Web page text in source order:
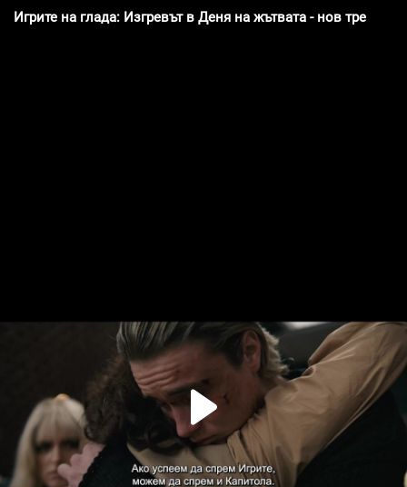
Игрите на глада: Изгревът в Деня на жътвата - нов трейлър